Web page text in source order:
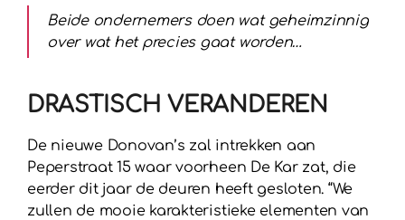
Beide ondernemers doen wat geheimzinnig
over wat het precies gaat worden…
DRASTISCH VERANDEREN
De nieuwe Donovan’s zal intrekken aan
Peperstraat 15 waar voorheen De Kar zat, die
eerder dit jaar de deuren heeft gesloten. “We
zullen de mooie karakteristieke elementen van